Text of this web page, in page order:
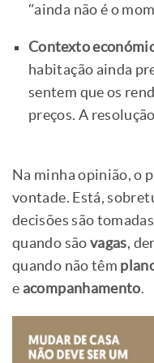
“ainda não é o
Contexto
habitação ainda
sentem que os
preços. A
Na minha opinião, o
vontade. Está,
decisões são
quando são vagas,
quando não têm
e acompanhamento.